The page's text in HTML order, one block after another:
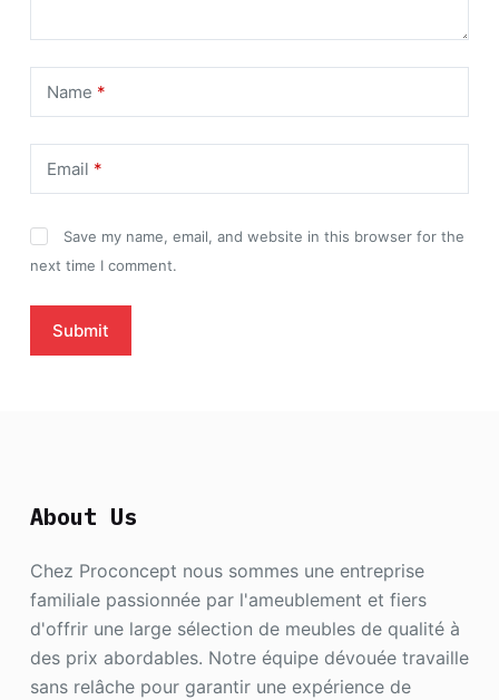
Name *
Email *
Save my name, email, and website in this browser for the
next time I comment.
Submit
About Us
Chez Proconcept nous sommes une entreprise
familiale passionnée par l'ameublement et fiers
d'offrir une large sélection de meubles de qualité à
des prix abordables. Notre équipe dévouée travaille
sans relâche pour garantir une expérience de